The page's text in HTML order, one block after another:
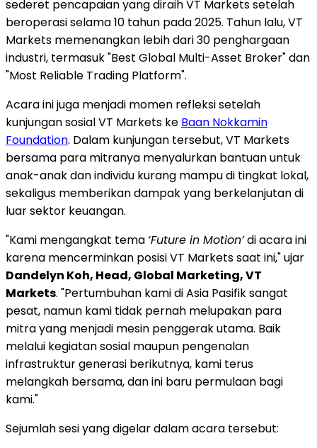
sederet pencapaian yang diraih VT Markets setelah
beroperasi selama 10 tahun pada 2025. Tahun lalu, VT
Markets memenangkan lebih dari 30 penghargaan
industri, termasuk "Best Global Multi-Asset Broker" dan
"Most Reliable Trading Platform".
Acara ini juga menjadi momen refleksi setelah
kunjungan sosial VT Markets ke Baan Nokkamin
Foundation. Dalam kunjungan tersebut, VT Markets
bersama para mitranya menyalurkan bantuan untuk
anak-anak dan individu kurang mampu di tingkat lokal,
sekaligus memberikan dampak yang berkelanjutan di
luar sektor keuangan.
"Kami mengangkat tema ‘Future in Motion’di acara ini
karena mencerminkan posisi VT Markets saat ini," ujar
Dandelyn Koh, Head, Global Marketing, VT
Markets. "Pertumbuhan kami di Asia Pasifik sangat
pesat, namun kami tidak pernah melupakan para
mitra yang menjadi mesin penggerak utama. Baik
melalui kegiatan sosial maupun pengenalan
infrastruktur generasi berikutnya, kami terus
melangkah bersama, dan ini baru permulaan bagi
kami."
Sejumlah sesi yang digelar dalam acara tersebut: